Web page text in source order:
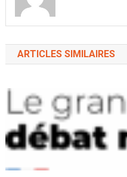
ARTICLES SIMILAIRES